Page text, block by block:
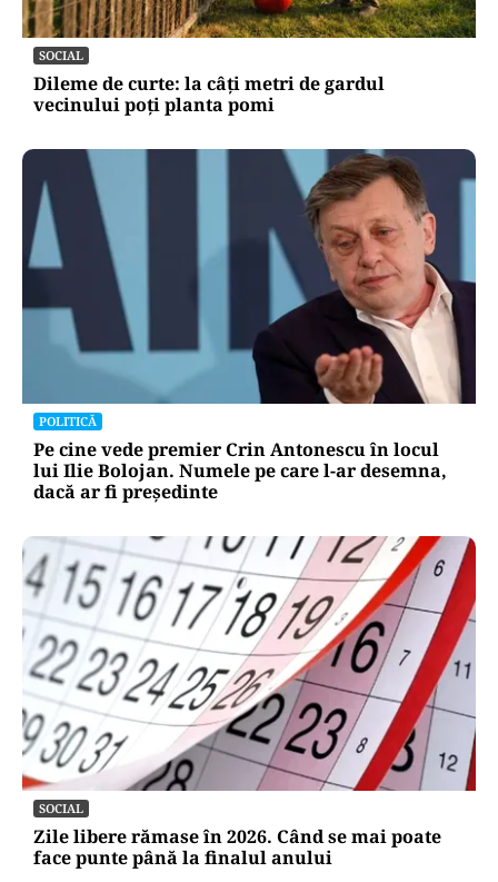
SOCIAL
Dileme de curte: la câți metri de gardul
vecinului poți planta pomi
POLITICĂ
Pe cine vede premier Crin Antonescu în locul
lui Ilie Bolojan. Numele pe care l-ar desemna,
dacă ar fi președinte
SOCIAL
Zile libere rămase în 2026. Când se mai poate
face punte până la finalul anului